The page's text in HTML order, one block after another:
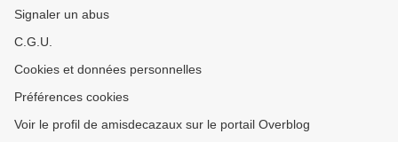
Signaler un abus
C.G.U.
Cookies et données personnelles
Préférences cookies
Voir le profil de amisdecazaux sur le portail Overblog